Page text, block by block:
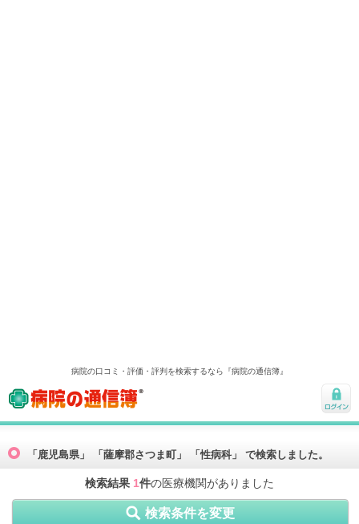
病院の口コミ・評価・評判を検索するなら『病院の通信簿』
病院の通信簿
ログ
「鹿児島県」 「薩摩郡さつま町」 「性病科」 で検索しました。
検索結果 1件の医療機関がありました
検索条件を変更